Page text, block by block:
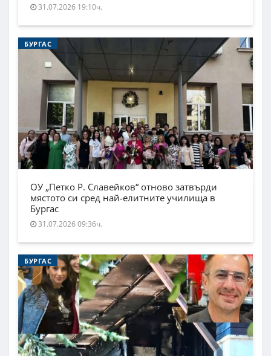
31.07.2026 19:10ч.
БУРГАС
ОУ „Петко Р. Славейков“ отново затвърди
мястото си сред най-елитните училища в
Бургас
31.07.2026 09:36ч.
БУРГАС